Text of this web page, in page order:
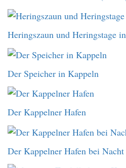
Heringszaun und Heringstage
Der Speicher in Kappeln
Der Kappelner Hafen
Der Kappelner Hafen bei Nacht